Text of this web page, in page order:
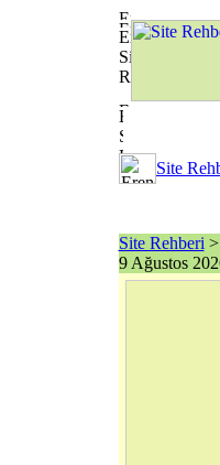
Site
Site Rehberi >
9 Ağustos